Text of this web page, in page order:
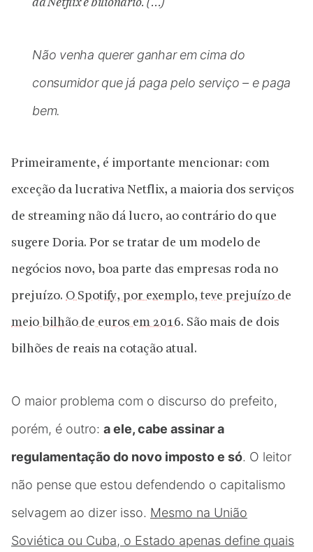
da Netflix é bilionário. (…)
Não venha querer ganhar em cima do
consumidor que já paga pelo serviço – e paga
bem.
Primeiramente, é importante mencionar: com
exceção da lucrativa Netflix, a maioria dos serviços
de streaming não dá lucro, ao contrário do que
sugere Doria. Por se tratar de um modelo de
negócios novo, boa parte das empresas roda no
prejuízo. O Spotify, por exemplo, teve prejuízo de
meio bilhão de euros em 2016. São mais de dois
bilhões de reais na cotação atual.
O maior problema com o discurso do prefeito,
porém, é outro: a ele, cabe assinar a
regulamentação do novo imposto e só. O leitor
não pense que estou defendendo o capitalismo
selvagem ao dizer isso. Mesmo na União
Soviética ou Cuba, o Estado apenas define quais